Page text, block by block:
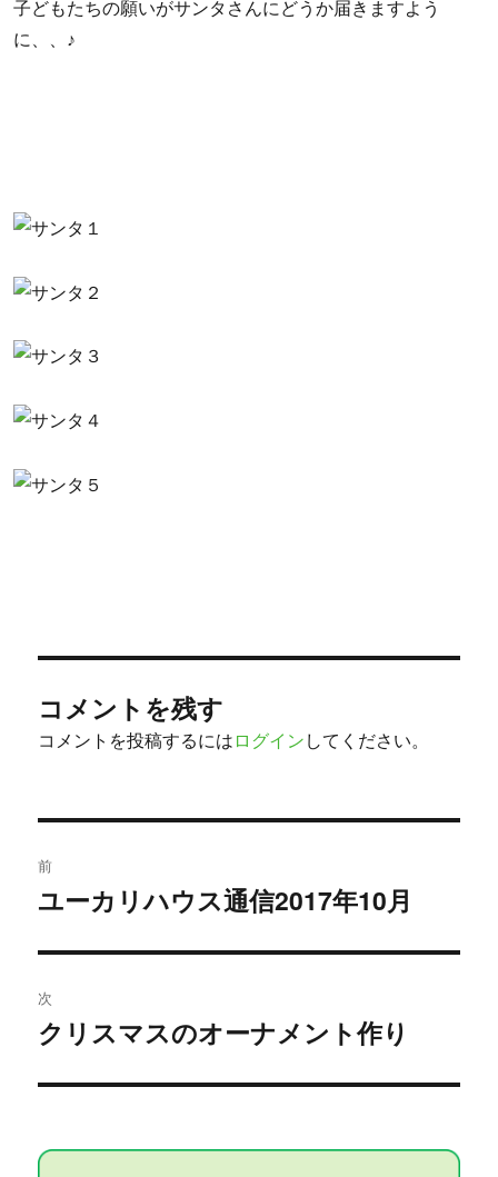
子どもたちの願いがサンタさんにどうか届きますよう
に、、♪
コメントを残す
コメントを投稿するには ログイン してください。
稿
ビ
ゲ
ー
前
過
の
投
稿:
ユーカリハウス通信2017年10月
次
次
投
クリスマスのオーナメント作り